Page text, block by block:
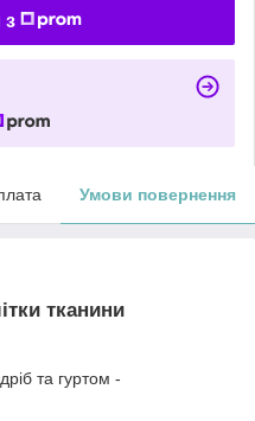
з
Умови повернення
тканини
та гуртом -